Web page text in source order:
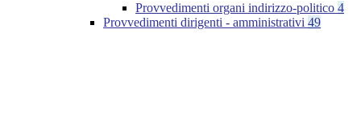
Provvedimenti organi indirizzo-politico 4
Provvedimenti dirigenti - amministrativi 49